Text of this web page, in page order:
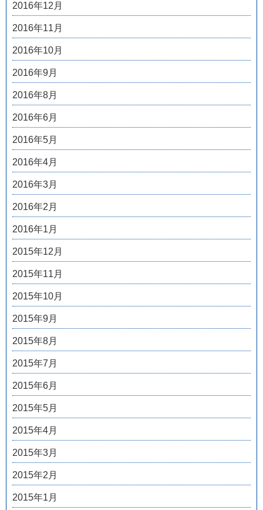
2016年12月
2016年11月
2016年10月
2016年9月
2016年8月
2016年6月
2016年5月
2016年4月
2016年3月
2016年2月
2016年1月
2015年12月
2015年11月
2015年10月
2015年9月
2015年8月
2015年7月
2015年6月
2015年5月
2015年4月
2015年3月
2015年2月
2015年1月